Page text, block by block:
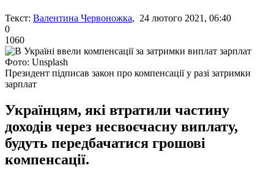
Текст: Валентина Червоножка, 24 лютого 2021, 06:40
0
1060
Фото: Unsplash
Президент підписав закон про компенсації у разі затримки
зарплат
Українцям, які втратили частину
доходів через несвоєчасну виплату,
будуть передбачатися грошові
компенсації.